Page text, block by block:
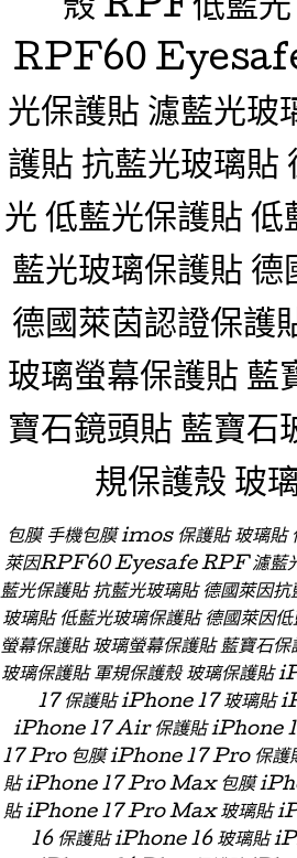
殼 RPF低藍光
RPF60
光保護貼 濾藍光玻
護貼 抗藍光玻璃貼
光 低藍光保護貼 低
藍光玻璃保護貼 德
德國萊茵認證保護
玻璃螢幕保護貼 藍
寶石鏡頭貼 藍寶石
規保護殼 玻
包膜 手機包膜 imos 保護貼 玻璃貼
萊因RPF60 Eyesafe RPF 濾藍光
藍光保護貼 抗藍光玻璃貼 德國萊因
玻璃貼 低藍光玻璃保護貼 德國萊因
螢幕保護貼 玻璃螢幕保護貼 藍寶石
玻璃保護貼 軍規保護殼 玻璃保護
17 保護貼 iPhone 17 玻璃貼
iPhone 17 Air 保護貼 iPhone
17 Pro 包膜 iPhone 17 Pro 保
貼 iPhone 17 Pro Max 包膜
貼 iPhone 17 Pro Max 玻璃貼
16 保護貼 iPhone 16 玻璃貼